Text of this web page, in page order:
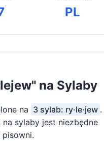
PL
na Sylaby
na 3 sylab: ry·le·jew .
na sylaby jest niezbędne